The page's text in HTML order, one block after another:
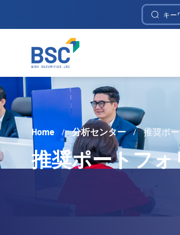
Home / 分析センター / 推奨ポ
推奨ポートフォ